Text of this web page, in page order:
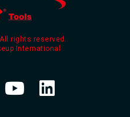
rights reserved.
International